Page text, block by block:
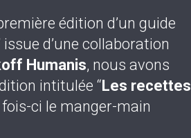
édition d’un guide
d’une collaboration
Humanis, nous avons
intitulée “Les recettes
ci le manger-main